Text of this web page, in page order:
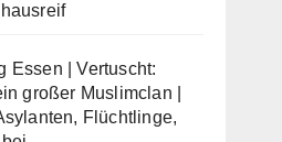
Essen | Vertuscht:
großer Muslimclan |
Flüchtlinge,